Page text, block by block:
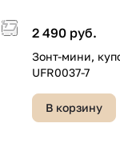
2 490 руб.
Зонт-мини,
UFR0037-7
В корзину